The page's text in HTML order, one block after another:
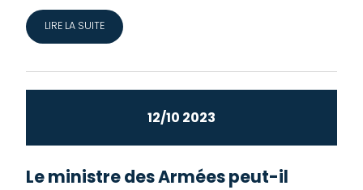
LIRE LA SUITE
12/10 2023
Le ministre des Armées peut-il